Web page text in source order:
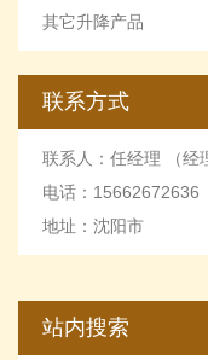
其它升降产品
联系方式
联系人：任经理 （经
电话：15662672636
地址：沈阳市
站内搜索